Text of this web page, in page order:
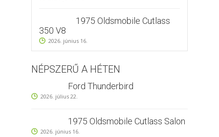
1975 Oldsmobile Cutlass
350 V8
2026. június 16.
NÉPSZERŰ A HÉTEN
Ford Thunderbird
2026. július 22.
1975 Oldsmobile Cutlass Salon
2026. június 16.